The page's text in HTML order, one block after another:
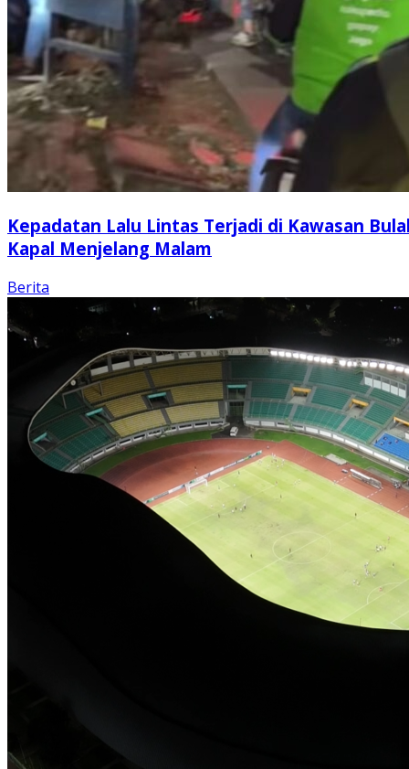
Kepadatan Lalu Lintas Terjadi di Kawasan
Kapal Menjelang Malam
Berita